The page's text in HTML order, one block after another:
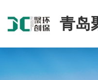
青岛